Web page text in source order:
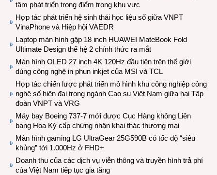
tâm phát triển trọng điểm trong khu vực
Hợp tác phát triển hệ sinh thái học liệu số giữa VNPT
VinaPhone và Hiệp hội VAEDR
Laptop màn hình gập 18 inch HUAWEI MateBook Fold
Ultimate Design thế hệ 2 chính thức ra mắt
Màn hình OLED 27 inch 4K 120Hz đầu tiên trên thế giới
dùng công nghệ in phun inkjet của MSI và TCL
Hợp tác chiến lược phát triển mô hình khu công nghiệp công
nghệ số hiện đại trong ngành Cao su Việt Nam giữa hai Tập
đoàn VNPT và VRG
Máy bay Boeing 737-7 mới được Cục Hàng không Liên
bang Hoa Kỳ cấp chứng nhận khai thác thương mại
Màn hình gaming LG UltraGear 25G590B có tốc độ “siêu
khủng” tới 1.000Hz ở FHD+
Doanh thu của các dịch vụ viễn thông và truyền hình trả phí
của Việt Nam tiếp tục gia tăng